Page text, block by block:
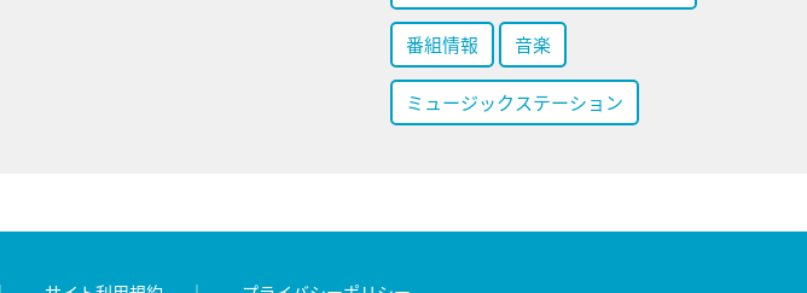
番組情報 音楽
ミュージックステーション